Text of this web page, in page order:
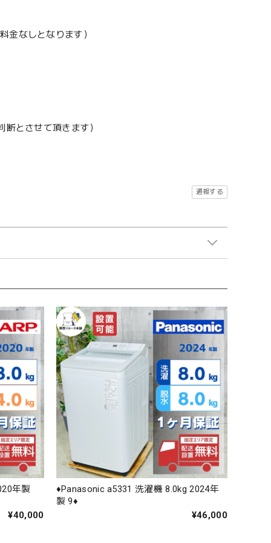
金なしとなります）
とさせて頂きます）
通報する
年製
¥40,000
♦️Panasonic a5331 洗濯機 8.0kg 2024年
製 9♦️
¥46,000